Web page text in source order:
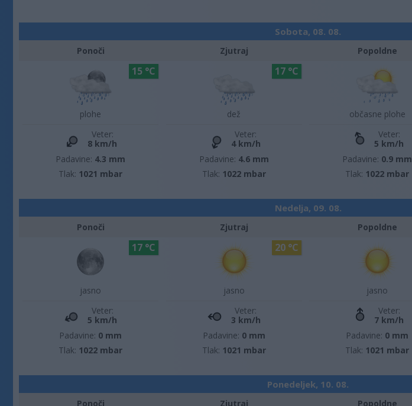
Sobota, 08. 08.
Ponoči
plohe
15 °C
Veter:
8 km/h
Padavine: 4.3 mm
Tlak: 1021 mbar
Zjutraj
dež
17 °C
Veter:
4 km/h
Padavine: 4.6 mm
Tlak: 1022 mbar
Popoldne
občasne plohe
Veter:
5 km/h
Padavine: 0.9 mm
Tlak: 1022 mbar
Nedelja, 09. 08.
Ponoči
jasno
17 °C
Veter:
5 km/h
Padavine: 0 mm
Tlak: 1022 mbar
Zjutraj
jasno
20 °C
Veter:
3 km/h
Padavine: 0 mm
Tlak: 1021 mbar
Popoldne
jasno
Veter:
7 km/h
Padavine: 0 mm
Tlak: 1021 mbar
Ponedeljek, 10. 08.
Ponoči Zjutraj Popoldne